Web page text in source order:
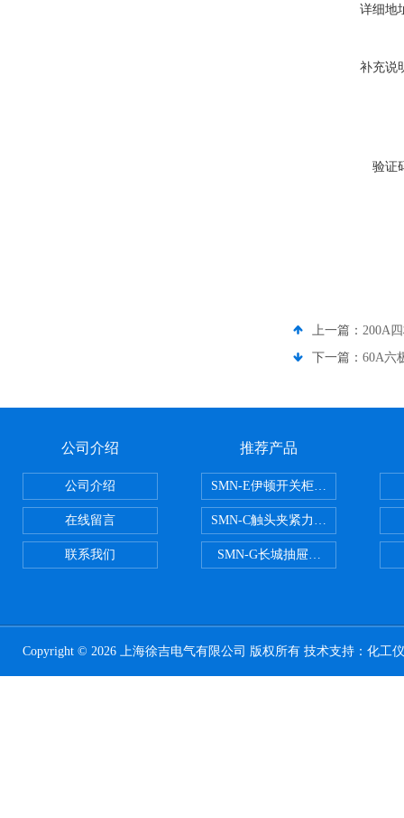
详细地
补充说
验证
上一篇： 200A
下一篇： 60A六
公司介绍
公司介绍
在线留言
联系我们
推荐产品
SMN-E伊顿开关柜触头夹紧力检
SMN-C触头夹紧力检测仪
SMN-G长城抽屉开关柜触头夹紧
Copyright © 2026 上海徐吉电气有限公司 版权所有 技术支持： 化工